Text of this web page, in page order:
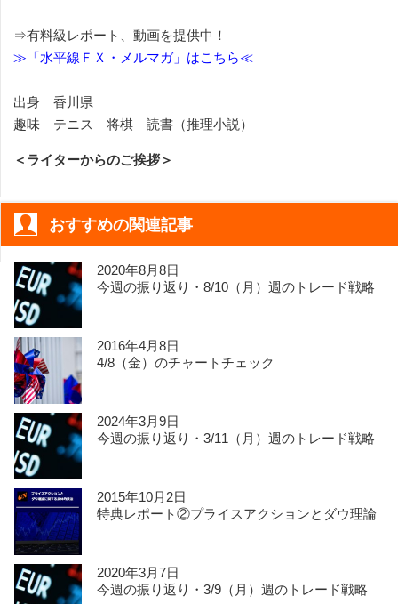
⇒有料級レポート、動画を提供中！
≫「水平線ＦＸ・メルマガ」はこちら≪
出身 香川県
趣味 テニス 将棋 読書（推理小説）
＜ライターからのご挨拶＞
おすすめの関連記事
2020年8月8日
今週の振り返り・8/10（月）週のトレード戦略
2016年4月8日
4/8（金）のチャートチェック
2024年3月9日
今週の振り返り・3/11（月）週のトレード戦略
2015年10月2日
特典レポート②プライスアクションとダウ理論
2020年3月7日
今週の振り返り・3/9（月）週のトレード戦略